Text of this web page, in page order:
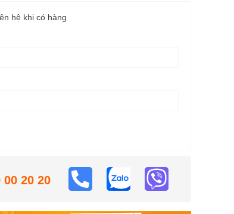
hệ khi có hàng
00 20 20